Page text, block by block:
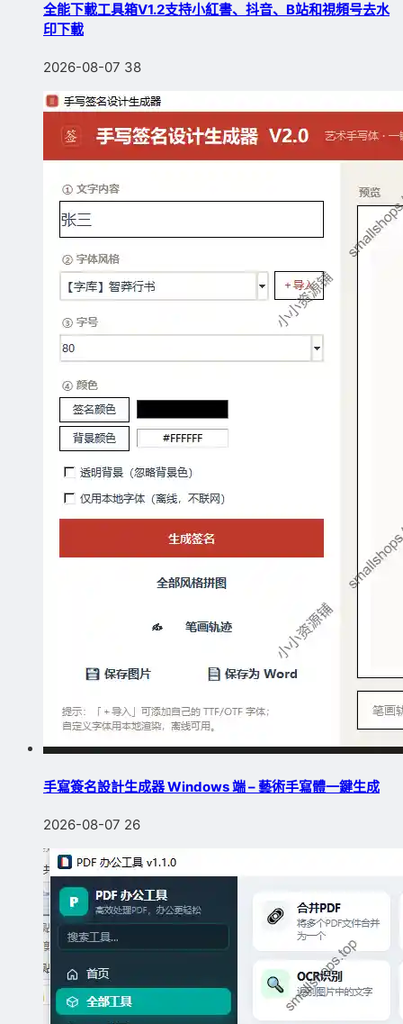
全能下載工具箱V1.2支持小紅書、抖音、B站和視頻号去水
印下載
2026-08-07 38
手寫簽名設計生成器 Windows 端 – 藝術手寫體一鍵生成
2026-08-07 26